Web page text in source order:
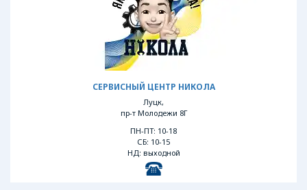
СЕРВИСНЫЙ ЦЕНТР НИКОЛА
Луцк,
пр-т Молодежи 8Г
ПН-ПТ: 10-18
СБ: 10-15
НД: выходной